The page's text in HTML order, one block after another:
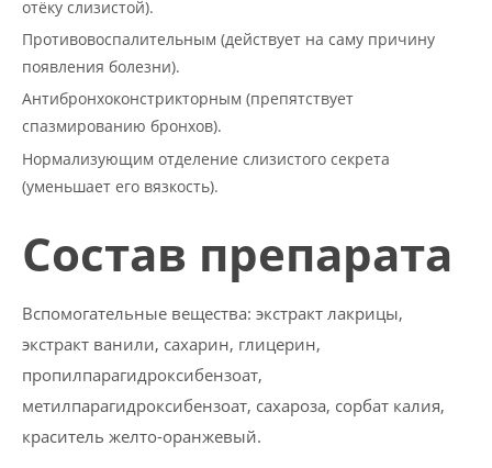
отёку слизистой).
Противовоспалительным (действует на саму причину
появления болезни).
Антибронхоконстрикторным (препятствует
спазмированию бронхов).
Нормализующим отделение слизистого секрета
(уменьшает его вязкость).
Состав препарата
Вспомогательные вещества: экстракт лакрицы,
экстракт ванили, сахарин, глицерин,
пропилпарагидроксибензоат,
метилпарагидроксибензоат, сахароза, сорбат калия,
краситель желто-оранжевый.